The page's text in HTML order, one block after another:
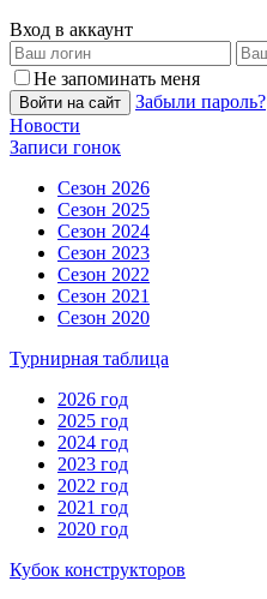
Вход в аккаунт
Не запоминать меня
Войти на сайт
Забыли пароль?
Новости
Записи гонок
Сезон 2026
Сезон 2025
Сезон 2024
Сезон 2023
Сезон 2022
Сезон 2021
Сезон 2020
Турнирная таблица
2026 год
2025 год
2024 год
2023 год
2022 год
2021 год
2020 год
Кубок конструкторов